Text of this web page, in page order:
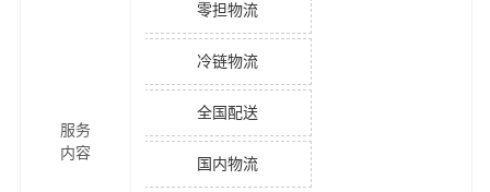
服务
内容
零担物流
冷链物流
全国配送
国内物流